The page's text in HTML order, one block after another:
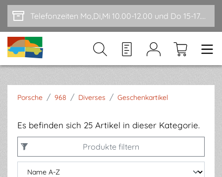
Zum Hauptinhalt springen Telefonzeiten Mo,Di,Mi 10.00-12.00 und Do 15-17.00
Porsche / 968 / Diverses / Geschenkartikel
Es befinden sich 25 Artikel in dieser Kategorie.
Produkte filtern